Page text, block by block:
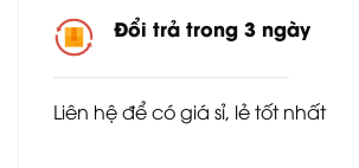
Đổi trả trong 3 ngày
Liên hệ để có giá sỉ, lẻ tốt nhất